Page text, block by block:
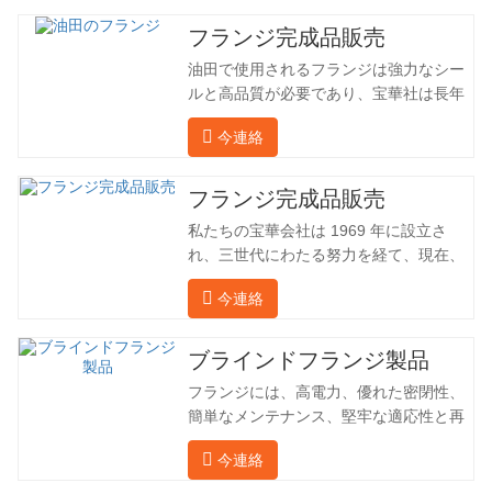
フランジ完成品販売
油田で使用されるフランジは強力なシー
ルと高品質が必要であり、宝華社は長年
油田でフランジを加工し、間接的に外国
（ドイツ、ロシア）に輸出してきまし
社は海外の顧客と直接輸出入し、第三者
手数料を回避して、強力な製品品質と低
価格を確保したいと考えています。以下
の表はこの製品の情報です。以下に当社
の簡単な紹介をさせていただきます。 材
料 4130-75K 硬度 207-237 内径 57.76 外
に設立され、三世代にわたる努力を経
て、現在、敷地面積は 50,…
今連絡
フランジ完成品販売
私たちの宝華会社は 1969 年に設立さ
れ、三世代にわたる努力を経て、現在、
敷地面積は 50,000 平方メートル、建築
面積は 25,000 平方メートルです。従業
は 46 名です。鍛造品の年間生産量は3万
トン。主に自動車、油圧機械、風力発
電、石油機械部品、建設機械、鉱業、冶
金、造船機械などの産業で関連アクセサ
リーを生産しています。販売される製品
は国内外向けです。同社は独自の技術研
今連絡
ブラインドフランジ製品
フランジには、高電力、優れた密閉性、
簡単なメンテナンス、堅牢な適応性と再
利用性という恩恵があり、パイプライン
システムにとって不可欠かつ不可欠な要
今連絡